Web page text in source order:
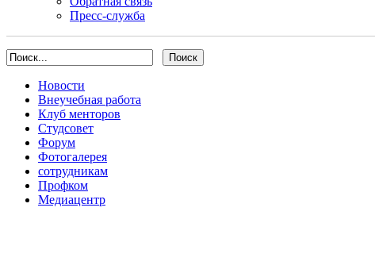
Пресс-служба
Новости
Внеучебная работа
Клуб менторов
Студсовет
Форум
Фотогалерея
сотрудникам
Профком
Медиацентр